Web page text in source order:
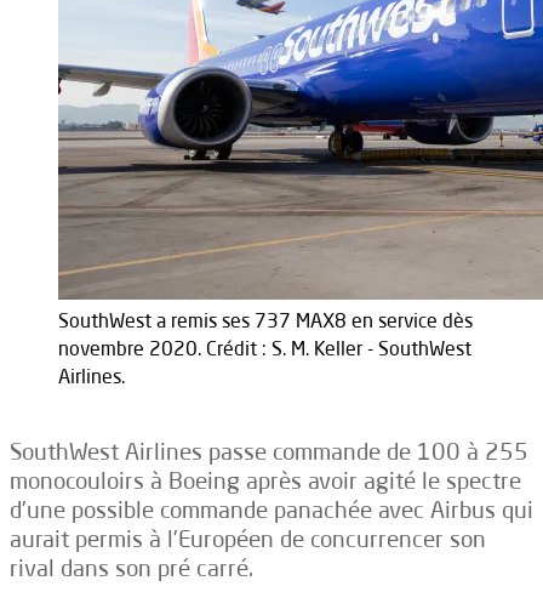
SouthWest a remis ses 737 MAX8 en service dès
novembre 2020. Crédit : S. M. Keller - SouthWest
Airlines.
SouthWest Airlines passe commande de 100 à 255
monocouloirs à Boeing après avoir agité le spectre
d’une possible commande panachée avec Airbus qui
aurait permis à l’Européen de concurrencer son
rival dans son pré carré.